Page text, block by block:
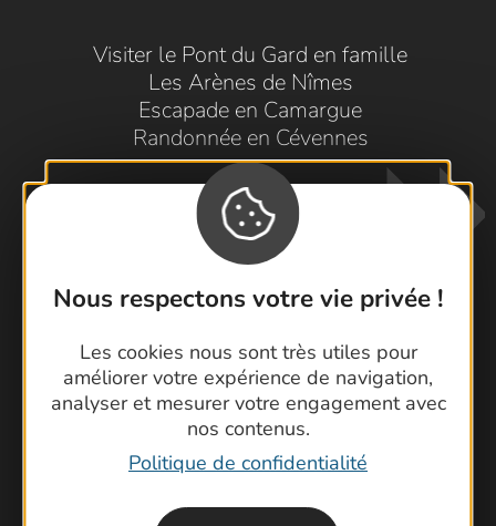
Nous respectons votre vie privée !
Les cookies nous sont très utiles pour
améliorer votre expérience de navigation,
analyser et mesurer votre engagement avec
nos contenus.
Politique de confidentialité
Visiter le Pont du Gard en famille
Les Arènes de Nîmes
Escapade en Camargue
Randonnée en Cévennes
Contactez-nous !
Foire aux questions
Brochures
Cartoguides et Topoguides
Latitude Gard